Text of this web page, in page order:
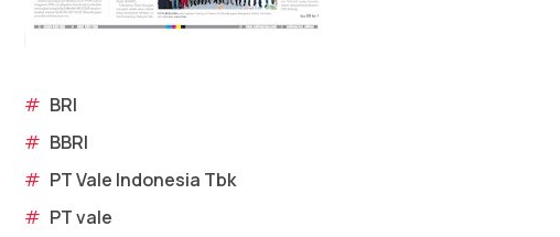
# BRI
# BBRI
# PT Vale Indonesia Tbk
# PT vale